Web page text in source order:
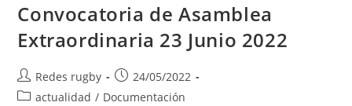
Convocatoria de Asamblea
Extraordinaria 23 Junio 2022
Autor
de
Redes rugby
Publicación
de
24/05/2022
Categoría
actualidad / Documentación